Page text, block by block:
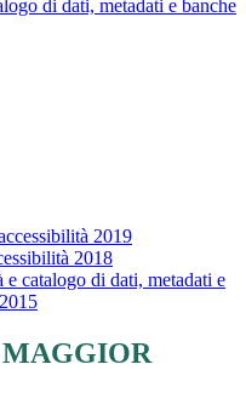
di dati, metadati e banche
2019
2018
e catalogo di dati, metadati e
MAGGIOR